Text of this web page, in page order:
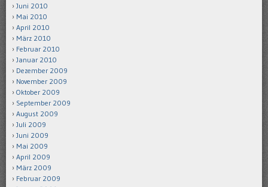
Juni 2010
Mai 2010
April 2010
März 2010
Februar 2010
Januar 2010
Dezember 2009
November 2009
Oktober 2009
September 2009
August 2009
Juli 2009
Juni 2009
Mai 2009
April 2009
März 2009
Februar 2009